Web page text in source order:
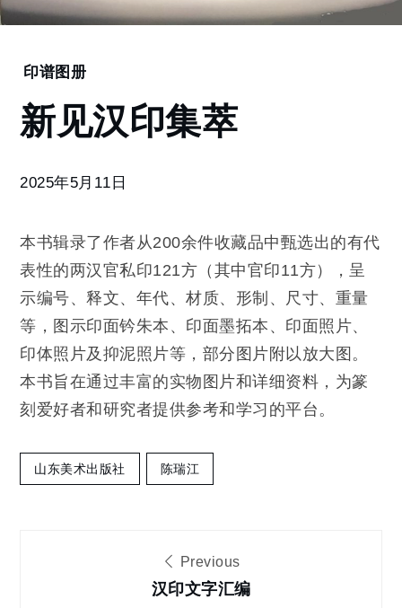
Home
见
汉
集
印谱图册
新见汉印集萃
2025年5月11日
本书辑录了作者从200余件收藏品中甄选出的有代
表性的两汉官私印121方（其中官印11方），呈
示编号、释文、年代、材质、形制、尺寸、重量
等，图示印面钤朱本、印面墨拓本、印面照片、
印体照片及抑泥照片等，部分图片附以放大图。
本书旨在通过丰富的实物图片和详细资料，为篆
刻爱好者和研究者提供参考和学习的平台。
山东美术出版社 陈瑞江
Previous
汉印文字汇编